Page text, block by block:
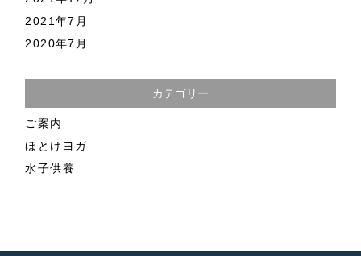
2021年7月
2020年7月
カテゴリー
ご案内
ほとけヨガ
水子供養